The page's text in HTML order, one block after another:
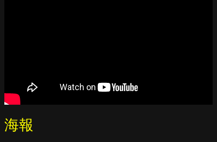
海報